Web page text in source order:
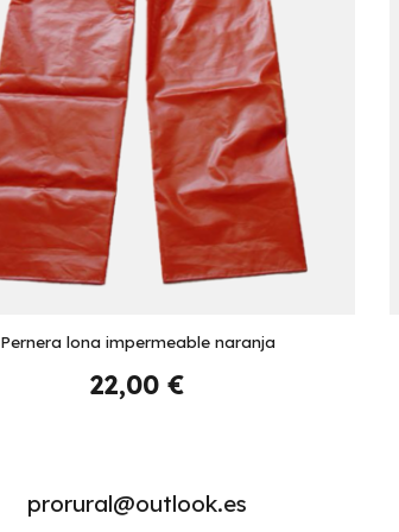
Pernera lona impermeable naranja
22,00 €
prorural@outlook.es